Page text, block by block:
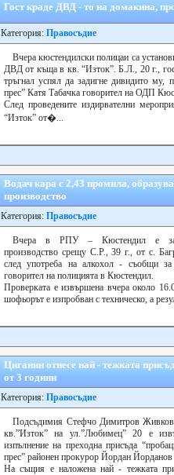
Гост краде ДВД - то на домакина,
Категория: Правосъдие
Вчера кюстендилски полицаи са
ДВД от къща в кв. “Изток”. Б.Л., 20 г.,
тръгнал успял да задигне дивидито му,
прес” Катя Табачка говорител на ОДП
След проведените издирвателни
“Изток” от�...
Водач кара с 2,43 промила,
производство
Категория: Правосъдие
Вчера в РПУ – Кюстендил е
производство срещу С.Р., 39 г., от с.
след употреба на алкохол - съобщи
говорител на полицията в Кюстендил.
Проверката е извършена вчера около
шофьорът е изпробван с техническо, а
Циганин отнесе най - тежката
от 3 години
Категория: Правосъдие
Подсъдимия Стефчо Димитров
кв.”Изток” на ул.”Любимец” 20 е
изпълнение на преходна присъда
прес” районен прокурор Йордан Йорданов
На същия е наложена най - тежката